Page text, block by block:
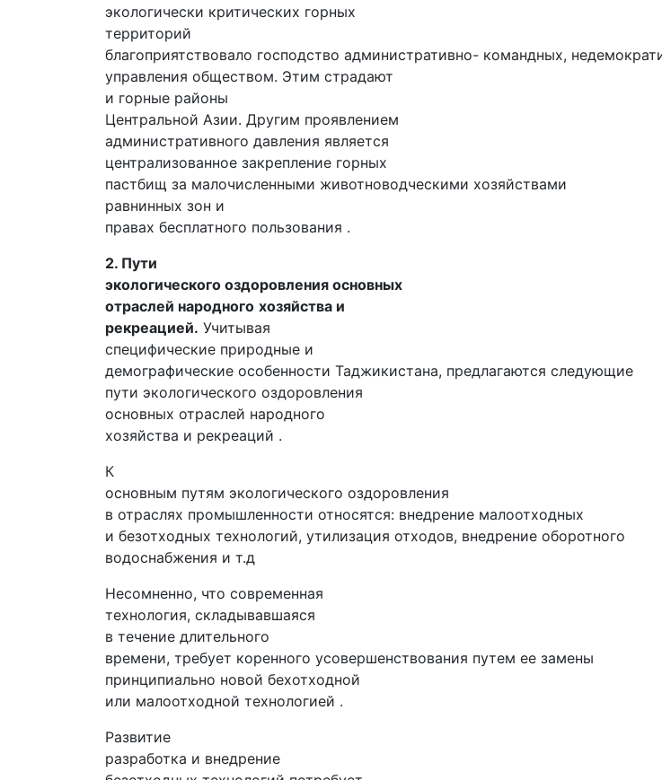
экологически критических горных
территорий
благоприятствовало господство административно- командных,
управления обществом. Этим страдают
и горные районы
Центральной Азии. Другим проявлением
административного давления является
централизованное закрепление горных
пастбищ за малочисленными животноводческими хозяйствами
равнинных зон и
правах бесплатного пользования .
2. Пути
экологического оздоровления основных
отраслей народного хозяйства и
рекреацией. Учитывая
специфические природные и
демографические особенности Таджикистана, предлагаются следующие
пути экологического оздоровления
основных отраслей народного
хозяйства и рекреаций .
К
основным путям экологического оздоровления
в отраслях промышленности относятся: внедрение малоотходных
и безотходных технологий, утилизация отходов, внедрение оборотного
водоснабжения и т.д
Несомненно, что современная
технология, складывавшаяся
в течение длительного
времени, требует коренного усовершенствования путем ее замены
принципиально новой бехотходной
или малоотходной технологией .
Развитие
разработка и внедрение